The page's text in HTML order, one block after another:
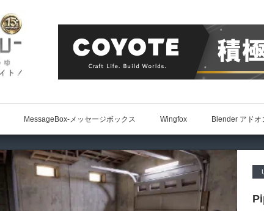
MessageBox-メッセージボックス Wingfox Blender アドオ